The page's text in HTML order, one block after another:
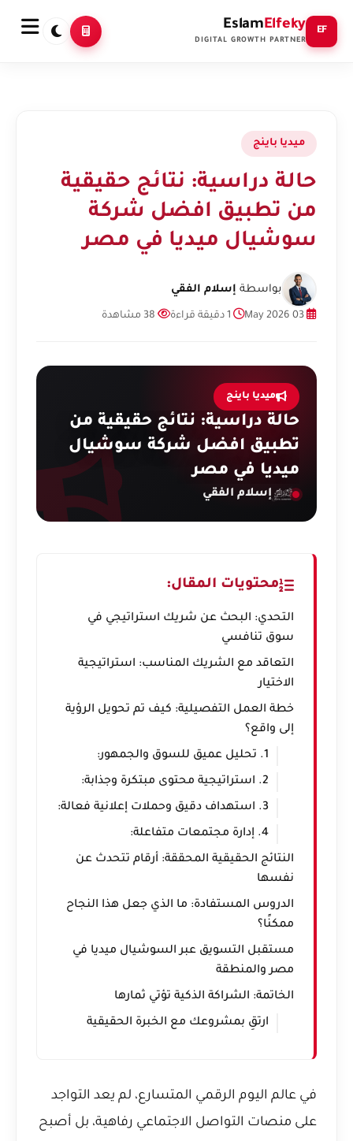
EF
EslamElfeky
DIGITAL GROWTH PARTNER
ميديا باينج
حالة دراسية: نتائج حقيقية
من تطبيق افضل شركة
سوشيال ميديا في مصر
بواسطة إسلام الفقي
ميديا باينج
حالة دراسية: نتائج حقيقية من
تطبيق افضل شركة سوشيال
ميديا في مصر
إسلام الفقي
محتويات المقال:
التحدي: البحث عن شريك استراتيجي في
سوق تنافسي
التعاقد مع الشريك المناسب: استراتيجية
الاختيار
خطة العمل التفصيلية: كيف تم تحويل الرؤية
إلى واقع؟
1. تحليل عميق للسوق والجمهور:
2. استراتيجية محتوى مبتكرة وجذابة:
3. استهداف دقيق وحملات إعلانية فعالة:
4. إدارة مجتمعات متفاعلة:
النتائج الحقيقية المحققة: أرقام تتحدث عن
نفسها
الدروس المستفادة: ما الذي جعل هذا النجاح
ممكنًا؟
مستقبل التسويق عبر السوشيال ميديا في
مصر والمنطقة
الخاتمة: الشراكة الذكية تؤتي ثمارها
ارتقِ بمشروعك مع الخبرة الحقيقية
في عالم اليوم الرقمي المتسارع، لم يعد التواجد
على منصات التواصل الاجتماعي رفاهية، بل أصبح